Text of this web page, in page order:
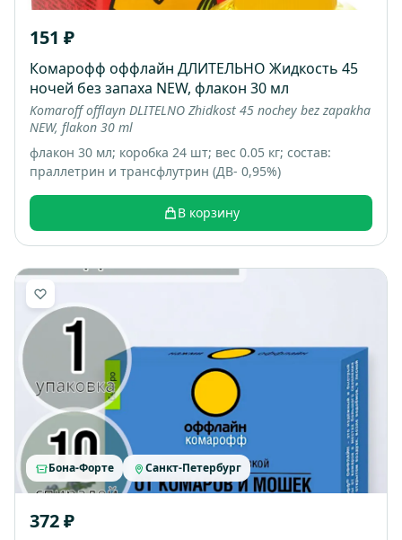
151 ₽
Комарофф оффлайн ДЛИТЕЛЬНО Жидкость 45
ночей без запаха NEW, флакон 30 мл
Komaroff offlayn DLITELNO Zhidkost 45 nochey bez zapakha
NEW, flakon 30 ml
флакон 30 мл; коробка 24 шт; вес 0.05 кг; состав:
праллетрин и трансфлутрин (ДВ- 0,95%)
В корзину
Бона-Форте Санкт-Петербург
372 ₽